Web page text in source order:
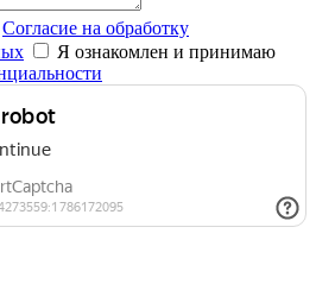
Согласие на обработку
Я ознакомлен и принимаю